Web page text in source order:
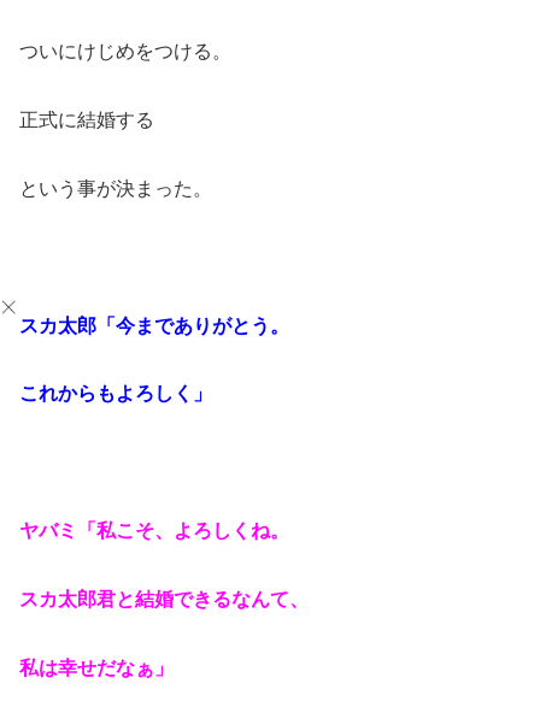
ついにけじめをつける。
正式に結婚する
という事が決まった。
スカ太郎「今までありがとう。
これからもよろしく」
ヤバミ「私こそ、よろしくね。
スカ太郎君と結婚できるなんて、
私は幸せだなぁ」